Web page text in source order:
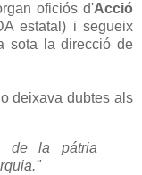
oficiós d'Acció
estatal) i segueix
sota la direcció de
deixava dubtes als
de la pátria